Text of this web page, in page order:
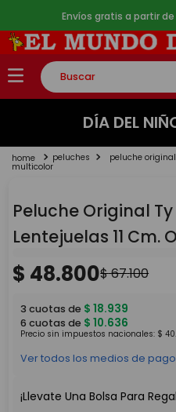
Envíos gratis a partir de
Buscar
TÉRMINOS MÁS BUSCADOS
2.
lego
4 .
monopatin
5. toy story
DÍA DEL
peluches peluche
multicolor
Peluche Original
Lentejuelas 11 Cm.
$ 48.800$67.100
3 cuotas de $ 18.939
6 cuotas de $ 10.636
Precio sin impuestos nacionales: $ 40
Ver todos los medios de pago
¡Llevate Una Bolsa Para